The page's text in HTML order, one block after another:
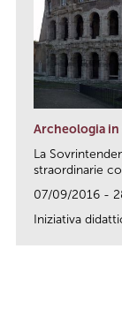
Archeologia
La
straordinarie
07/09/2016 -
Iniziativa